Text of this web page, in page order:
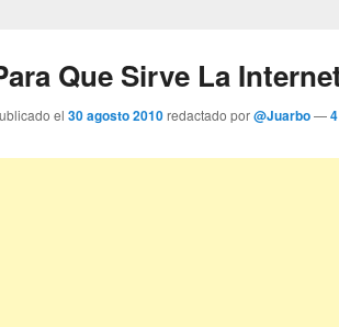
Que Sirve La
el30 agosto 2010redactado por@Juarbo—